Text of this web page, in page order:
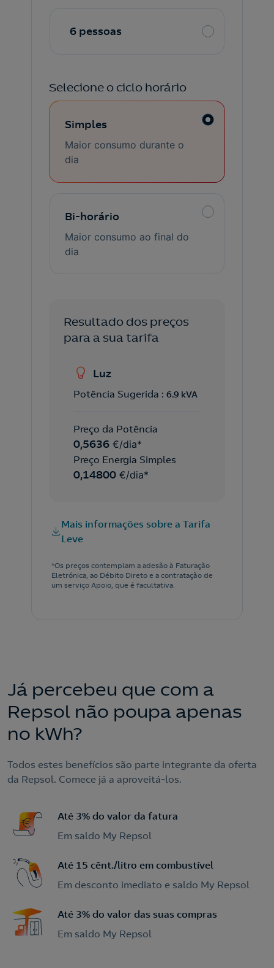
6 pessoas
Selecione o ciclo horário
Simples
Maior consumo durante o
dia
Bi-horário
Maior consumo ao final do
dia
Resultado dos preços
para a sua tarifa
Luz
Potência Sugerida : 6.9 kVA
Preço da Potência
0,5636 €/dia*
Preço Energia Simples
0,14800 €/dia*
Mais informações sobre a Tarifa
Leve
*Os preços contemplam a adesão à Faturação
Eletrónica, ao Débito Direto e a contratação de
um serviço Apoio, que é facultativa.
Já percebeu que com a
Repsol não poupa apenas
no kWh?
Todos estes benefícios são parte integrante da oferta
da Repsol. Comece já a aproveitá-los.
Até 3% do valor da fatura
Em saldo My Repsol
Até 15 cênt./litro em combustível
Em desconto imediato e saldo My Repsol
Até 3% do valor das suas compras
Em saldo My Repsol